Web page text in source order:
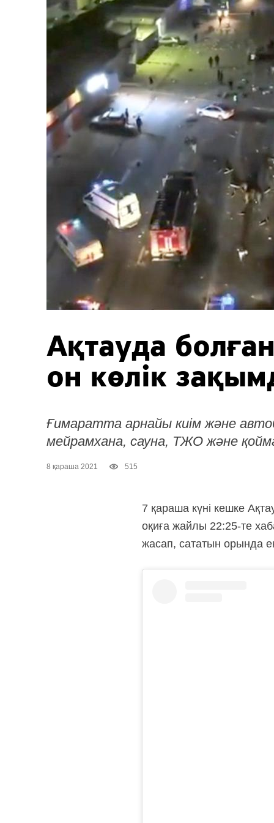
Ақтауда
он көлік
Ғимаратта арнайы киім және
мейрамхана, сауна, ТЖО және
8 қараша 2021 515
7 қараша күні кешке
оқиға жайлы 22:25-те
жасап, сататын орында